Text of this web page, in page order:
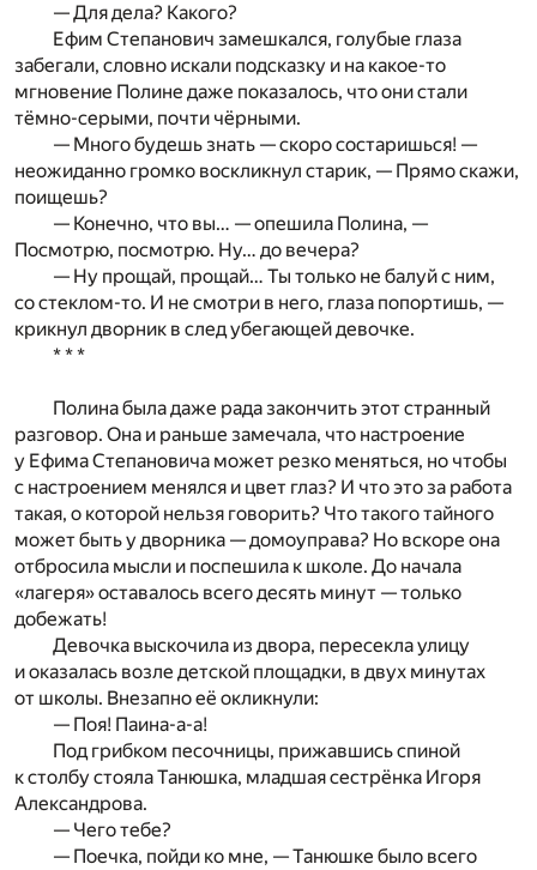
— Для дела? Какого?
Ефим Степанович замешкался, голубые глаза
забегали, словно искали подсказку и на какое-то
мгновение Полине даже показалось, что они стали
тёмно-серыми, почти чёрными.
— Много будешь знать — скоро состаришься! —
неожиданно громко воскликнул старик, — Прямо скажи,
поищешь?
— Конечно, что вы… — опешила Полина, —
Посмотрю, посмотрю. Ну… до вечера?
— Ну прощай, прощай… Ты только не балуй с ним,
со стеклом-то. И не смотри в него, глаза попортишь, —
крикнул дворник в след убегающей девочке.
* * *
Полина была даже рада закончить этот странный
разговор. Она и раньше замечала, что настроение
у Ефима Степановича может резко меняться, но чтобы
с настроением менялся и цвет глаз? И что это за работа
такая, о которой нельзя говорить? Что такого тайного
может быть у дворника — домоуправа? Но вскоре она
отбросила мысли и поспешила к школе. До начала
«лагеря» оставалось всего десять минут — только
добежать!
Девочка выскочила из двора, пересекла улицу
и оказалась возле детской площадки, в двух минутах
от школы. Внезапно её окликнули:
— Поя! Паина-а-а!
Под грибком песочницы, прижавшись спиной
к столбу стояла Танюшка, младшая сестрёнка Игоря
Александрова.
— Чего тебе?
— Поечка, пойди ко мне, — Танюшке было всего